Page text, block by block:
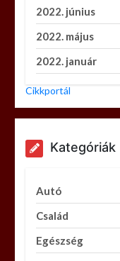
2022. június
2022. május
2022. január
Cikkportál
Kategóriák
Autó
Család
Egészség